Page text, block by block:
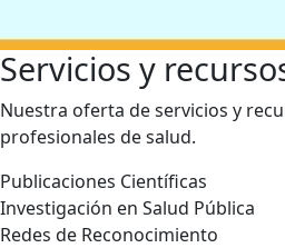
Servicios y
Nuestra oferta de servicios y
profesionales de salud.
Publicaciones Científicas
Investigación en Salud Pública
Redes de Reconocimiento